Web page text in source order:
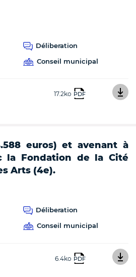
Déliberation
Conseil municipal
17.2ko PDF
euros) et avenant à
la Fondation de la Cité
Arts (4e).
Déliberation
Conseil municipal
6.4ko PDF